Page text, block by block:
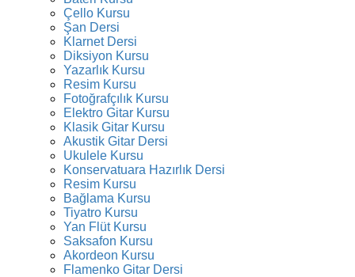
Çello Kursu
Şan Dersi
Klarnet Dersi
Diksiyon Kursu
Yazarlık Kursu
Resim Kursu
Fotoğrafçılık Kursu
Elektro Gitar Kursu
Klasik Gitar Kursu
Akustik Gitar Dersi
Ukulele Kursu
Konservatuara Hazırlık Dersi
Resim Kursu
Bağlama Kursu
Tiyatro Kursu
Yan Flüt Kursu
Saksafon Kursu
Akordeon Kursu
Flamenko Gitar Dersi